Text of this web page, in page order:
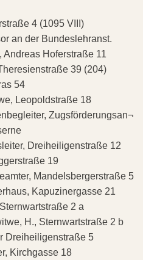
4 (1095 VIII)
an der Bundeslehranst.
Hoferstraße 11
39 (204)
54
Leopoldstraße 18
Zugsförderungsan¬
Dreiheiligenstraße 12
19
Mandelsbergerstraße 5
Kapuzinergasse 21
2 a
H., Sternwartstraße 2 b
Dreiheiligenstraße 5
Kirchgasse 18